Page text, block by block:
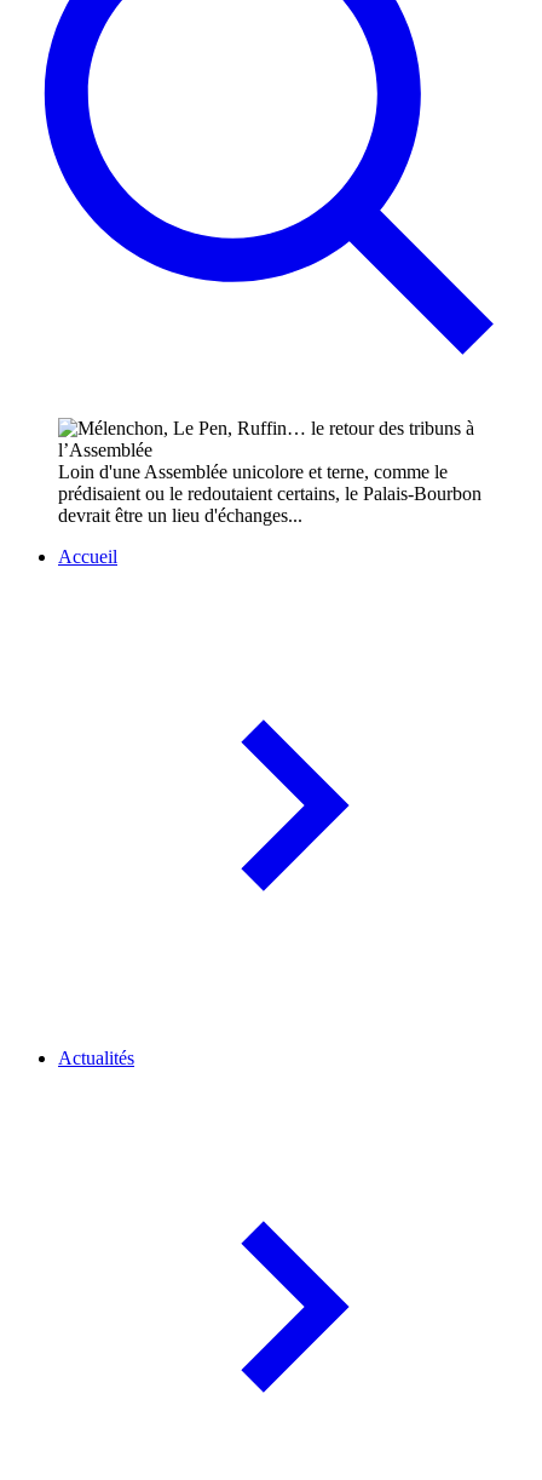
Loin d'une Assemblée unicolore et terne, comme le
prédisaient ou le redoutaient certains, le Palais-Bourbon
devrait être un lieu d'échanges...
Accueil
Actualités